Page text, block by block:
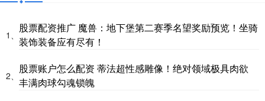
1、
股票配资推广 魔兽：地下堡第二赛季名望奖励预览！坐骑
装饰装备应有尽有！
2、
股票账户怎么配资 蒂法超性感雕像！绝对领域极具肉欲
丰满肉球勾魂锁魄